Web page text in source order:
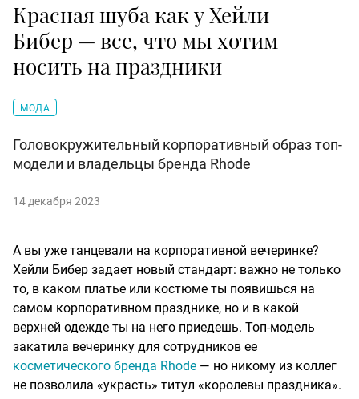
Красная шуба как у Хейли
Бибер — все, что мы хотим
носить на праздники
МОДА
Головокружительный корпоративный образ топ-
модели и владельцы бренда Rhode
14 декабря 2023
А вы уже танцевали на корпоративной вечеринке?
Хейли Бибер задает новый стандарт: важно не только
то, в каком платье или костюме ты появишься на
самом корпоративном празднике, но и в какой
верхней одежде ты на него приедешь. Топ-модель
закатила вечеринку для сотрудников ее
косметического бренда Rhode — но никому из коллег
не позволила «украсть» титул «королевы праздника».